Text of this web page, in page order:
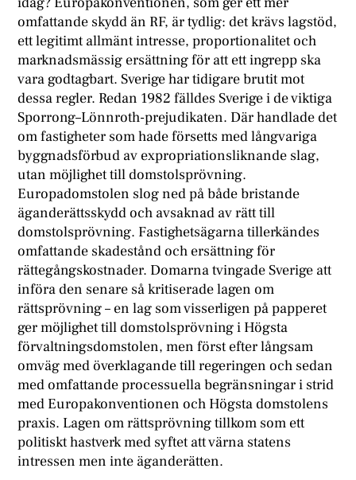
omfattande skydd än RF, är tydlig: det krävs lagstöd,
ett legitimt allmänt intresse, proportionalitet och
marknadsmässig ersättning för att ett ingrepp ska
vara godtagbart. Sverige har tidigare brutit mot
dessa regler. Redan 1982 fälldes Sverige i de viktiga
Sporrong–Lönnroth-prejudikaten. Där handlade det
om fastigheter som hade försetts med långvariga
byggnadsförbud av expropriationsliknande slag,
utan möjlighet till domstolsprövning.
Europadomstolen slog ned på både bristande
äganderättsskydd och avsaknad av rätt till
domstolsprövning. Fastighetsägarna tillerkändes
omfattande skadestånd och ersättning för
rättegångskostnader. Domarna tvingade Sverige att
införa den senare så kritiserade lagen om
rättsprövning – en lag som visserligen på papperet
ger möjlighet till domstolsprövning i Högsta
förvaltningsdomstolen, men först efter långsam
omväg med överklagande till regeringen och sedan
med omfattande processuella begränsningar i strid
med Europakonventionen och Högsta domstolens
praxis. Lagen om rättsprövning tillkom som ett
politiskt hastverk med syftet att värna statens
intressen men inte äganderätten.